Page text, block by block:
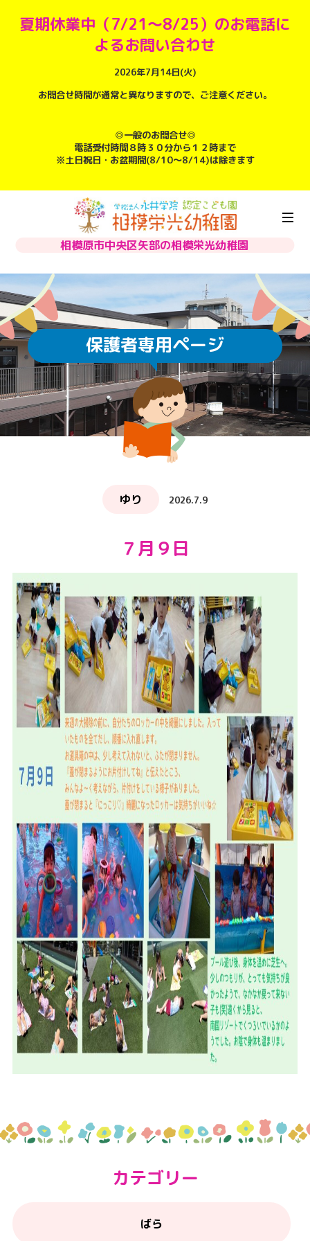
夏期休業中（7/21～8/25）のお電話に
よるお問い合わせ
2026年7月14日(火)
お問合せ時間が通常と異なりますので、ご注意ください。
◎一般のお問合せ◎
電話受付時間８時３０分から１２時まで
※土日祝日・お盆期間(8/10～8/14)は除きます
相模原市中央区矢部の相模栄光幼稚園
保護者専用ページ
ゆり 2026.7.9
７月９日
カテゴリー
ばら